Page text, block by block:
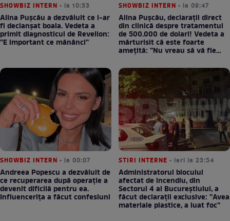
SHOWBIZ INTERN • la 10:33
Alina Pușcău a dezvăluit ce i-ar
fi declanșat boala. Vedeta a
primit diagnosticul de Revelion:
”E important ce mănânci”
SHOWBIZ INTERN • la 09:47
Alina Pușcău, declarații direct
din clinică despre tratamentul
de 500.000 de dolari! Vedeta a
mărturisit că este foarte
amețită: ”Nu vreau să vă fie
milă”
SHOWBIZ INTERN • la 00:07
Andreea Popescu a dezvăluit de
ce recuperarea după operație a
devenit dificilă pentru ea.
Influencerița a făcut confesiuni
STIRI INTERNE • ieri la 23:54
Administratorul blocului
afectat de incendiu, din
Sectorul 4 al Bucureștiului, a
făcut declarații exclusive: ”Avea
materiale plastice, a luat foc”